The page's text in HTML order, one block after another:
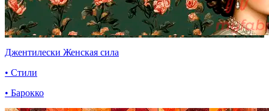
Джентилески Женская сила
• Стили
• Барокко